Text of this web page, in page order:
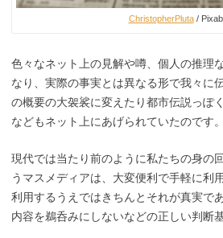
ChristopherPluta/
色々なネット上の見解や噂、個人の推理
なり、実際の事実とは異なる形で我々に
の概要の大袈裟に変えたり都市伝説っぽ
などもネット上にあげられていたのです。
現代では当たり前のように私たちの身の
うマスメディアは、大変便利で手軽に利
利用するうえではきちんとそれが真実で
内容を鵜呑みにしないなどの正しい判断